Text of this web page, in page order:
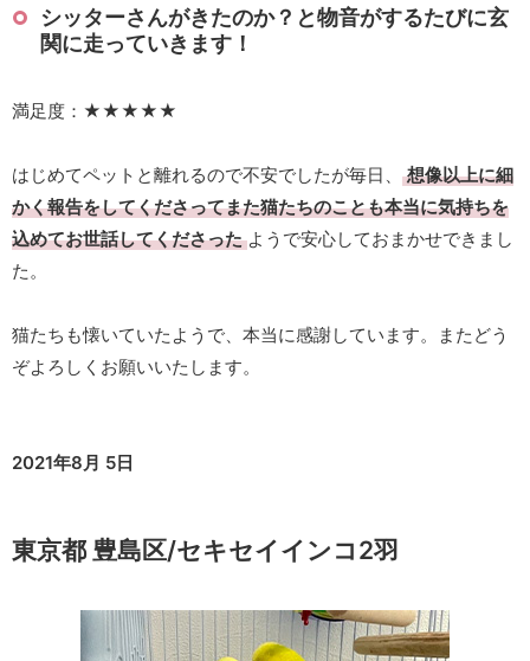
シッターさんがきたのか？と物音がするたびに玄
関に走っていきます！
満足度：★★★★★
はじめてペットと離れるので不安でしたが毎日、
想像以上に細
かく報告をしてくださってまた猫たちのことも本当に気持ちを
込めてお世話してくださったようで安心しておまかせできまし
た。
猫たちも懐いていたようで、本当に感謝しています。またどう
ぞよろしくお願いいたします。
2021年8月 5日
東京都 豊島区/セキセイインコ2羽